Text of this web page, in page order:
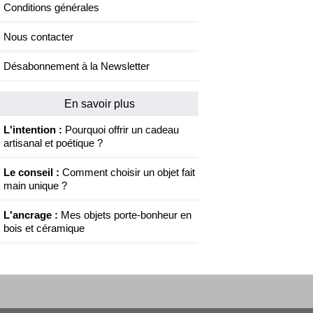
Conditions générales
Nous contacter
Désabonnement à la Newsletter
En savoir plus
L'intention : Pourquoi offrir un cadeau
artisanal et poétique ?
Le conseil : Comment choisir un objet fait
main unique ?
L'ancrage : Mes objets porte-bonheur en
bois et céramique